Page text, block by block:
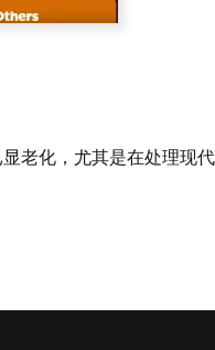
化，尤其是在处理现代